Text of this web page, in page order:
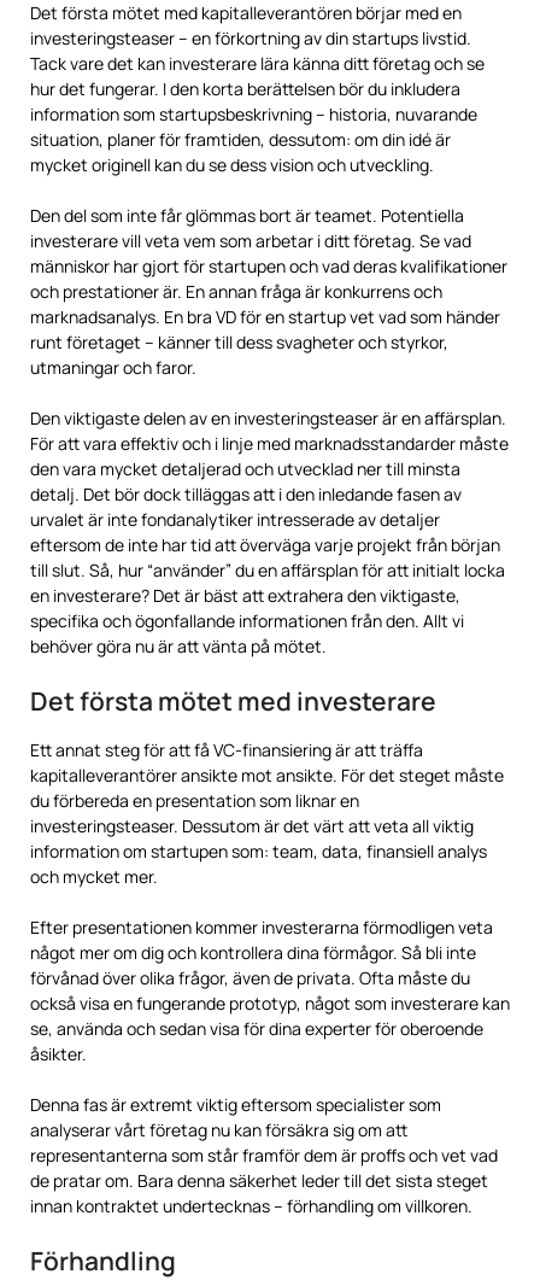
Det första mötet med kapitalleverantören börjar med en
investeringsteaser – en förkortning av din startups livstid.
Tack vare det kan investerare lära känna ditt företag och se
hur det fungerar. I den korta berättelsen bör du inkludera
information som startupsbeskrivning – historia, nuvarande
situation, planer för framtiden, dessutom: om din idé är
mycket originell kan du se dess vision och utveckling.
Den del som inte får glömmas bort är teamet. Potentiella
investerare vill veta vem som arbetar i ditt företag. Se vad
människor har gjort för startupen och vad deras kvalifikationer
och prestationer är. En annan fråga är konkurrens och
marknadsanalys. En bra VD för en startup vet vad som händer
runt företaget – känner till dess svagheter och styrkor,
utmaningar och faror.
Den viktigaste delen av en investeringsteaser är en affärsplan.
För att vara effektiv och i linje med marknadsstandarder måste
den vara mycket detaljerad och utvecklad ner till minsta
detalj. Det bör dock tilläggas att i den inledande fasen av
urvalet är inte fondanalytiker intresserade av detaljer
eftersom de inte har tid att överväga varje projekt från början
till slut. Så, hur “använder” du en affärsplan för att initialt locka
en investerare? Det är bäst att extrahera den viktigaste,
specifika och ögonfallande informationen från den. Allt vi
behöver göra nu är att vänta på mötet.
Det första mötet med investerare
Ett annat steg för att få VC-finansiering är att träffa
kapitalleverantörer ansikte mot ansikte. För det steget måste
du förbereda en presentation som liknar en
investeringsteaser. Dessutom är det värt att veta all viktig
information om startupen som: team, data, finansiell analys
och mycket mer.
Efter presentationen kommer investerarna förmodligen veta
något mer om dig och kontrollera dina förmågor. Så bli inte
förvånad över olika frågor, även de privata. Ofta måste du
också visa en fungerande prototyp, något som investerare kan
se, använda och sedan visa för dina experter för oberoende
åsikter.
Denna fas är extremt viktig eftersom specialister som
analyserar vårt företag nu kan försäkra sig om att
representanterna som står framför dem är proffs och vet vad
de pratar om. Bara denna säkerhet leder till det sista steget
innan kontraktet undertecknas – förhandling om villkoren.
Förhandling